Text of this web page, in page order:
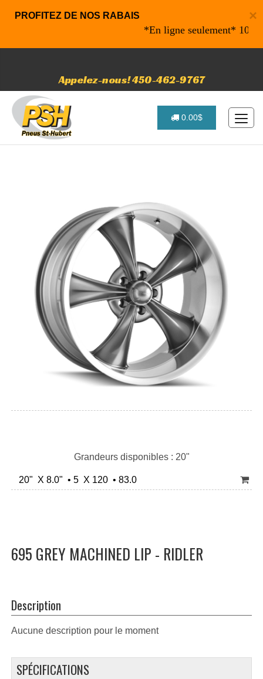
×
PROFITEZ DE NOS RABAIS
*En ligne seulement* 10%
Appelez-nous! 450-462-9767
0.00$
Grandeurs disponibles : 20"
20" X 8.0" • 5 X 120 • 83.0
695 GREY MACHINED LIP - RIDLER
Description
Aucune description pour le moment
SPÉCIFICATIONS